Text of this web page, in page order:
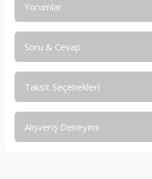
Yorumlar
Soru & Cevap
Ürün hakkında henüz
Taksit Seçenekleri
Alışveriş Deneyimi